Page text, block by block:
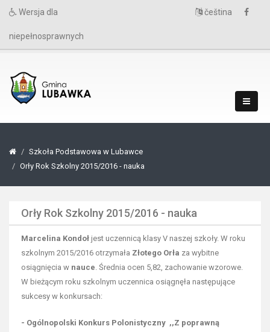
Wersja dla
niepełnosprawnych
čeština
Szkoła Podstawowa w Lubawce
Orły Rok Szkolny 2015/2016 - nauka
Orły Rok Szkolny 2015/2016 - nauka
Marcelina Kondoł jest uczennicą klasy V naszej szkoły. W roku
szkolnym 2015/2016 otrzymała Złotego Orła za wybitne
osiągnięcia w nauce. Średnia ocen 5,82, zachowanie wzorowe.
W bieżącym roku szkolnym uczennica osiągnęła następujące
sukcesy w konkursach:
- Ogólnopolski Konkurs Polonistyczny ,,Z poprawną